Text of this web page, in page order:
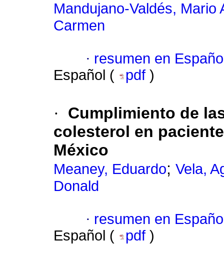
Mandujano-Valdés, Mario
Carmen
· resumen en
Español (
pdf )
·
Cumplimiento de
colesterol en
México
Meaney, Eduardo; Vela,
Donald
· resumen en
Español (
pdf )